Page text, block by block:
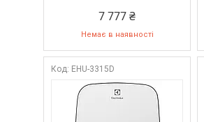
7 777 ₴
Немає в наявності
EHU-3315D